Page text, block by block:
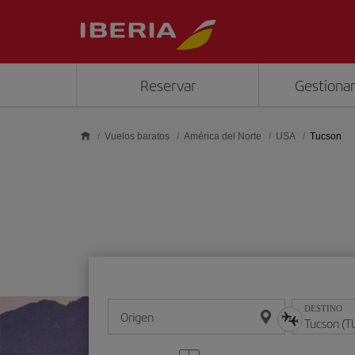
Reservar
Vuelos baratos América del Norte USA Tucson
Origen DESTINO